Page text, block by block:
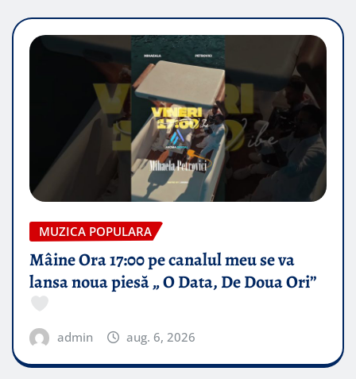
MUZICA POPULARA
Mâine Ora 17:00 pe canalul meu se va
lansa noua piesă „ O Data, De Doua Ori”
admin aug. 6, 2026